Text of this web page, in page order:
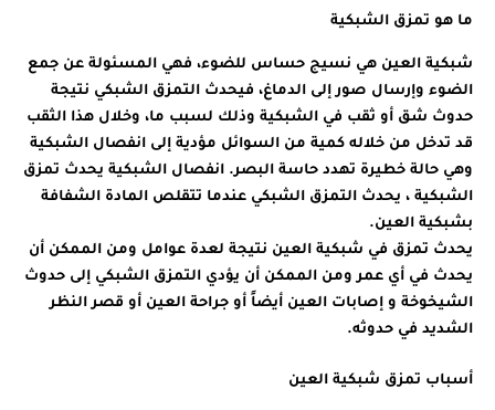
ما هو تمزق الشبكية
شبكية العين هي نسيج حساس للضوء، فهي المسئولة عن جمع
الضوء وإرسال صور إلى الدماغ، فيحدث التمزق الشبكي نتيجة
حدوث شق أو ثقب في الشبكية وذلك لسبب ما، وخلال هذا الثقب
قد تدخل من خلاله كمية من السوائل مؤدية إلى انفصال الشبكية
وهي حالة خطيرة تهدد حاسة البصر. انفصال الشبكية يحدث تمزق
الشبكية ، يحدث التمزق الشبكي عندما تتقلص المادة الشفافة
بشبكية العين.
يحدث تمزق في شبكية العين نتيجة لعدة عوامل ومن الممكن أن
يحدث في أي عمر ومن الممكن أن يؤدي التمزق الشبكي إلى حدوث
الشيخوخة و إصابات العين أيضاً أو جراحة العين أو قصر النظر
الشديد في حدوثه.
أسباب تمزق شبكية العين